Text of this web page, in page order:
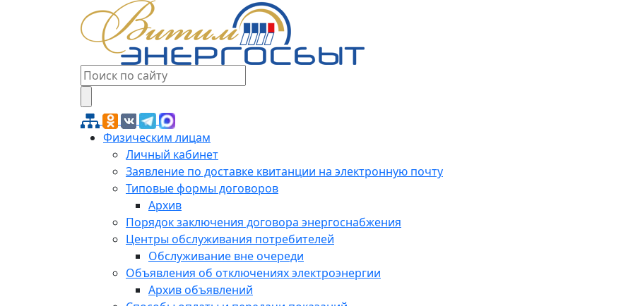
Физическим лицам
Личный кабинет
Заявление по доставке квитанции на электронную почту
Типовые формы договоров
Архив
Порядок заключения договора энергоснабжения
Центры обслуживания потребителей
Обслуживание вне очереди
Объявления об отключениях электроэнергии
Архив объявлений